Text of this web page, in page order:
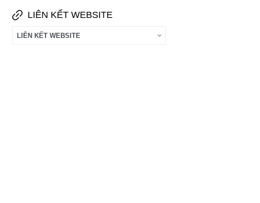
LIÊN KẾT WEBSITE